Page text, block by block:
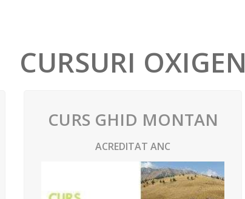
CURSURI OXIGEN
CURS GHID MONTAN
ACREDITAT ANC